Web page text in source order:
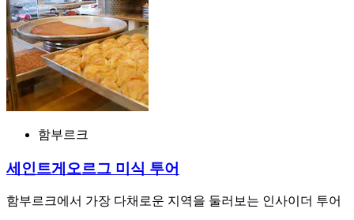
함부르크
세인트게오르그 미식 투어
함부르크에서 가장 다채로운 지역을 둘러보는 인사이더 투어